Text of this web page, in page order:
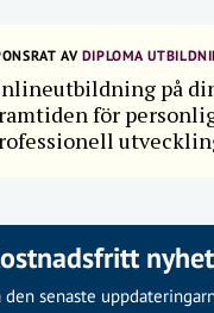
AVDIPLOMA
på
för
den senaste